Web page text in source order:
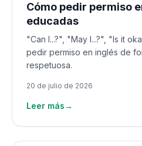
Cómo pedir permiso
educadas
"Can I...?", "May I...?", "Is it
pedir permiso en inglés de
respetuosa.
20 de julio de 2026
Leer más→